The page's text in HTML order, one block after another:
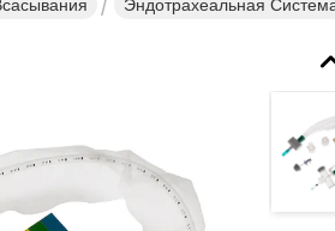
Эндотрахеальная